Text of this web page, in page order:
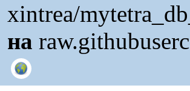
xintrea/
на